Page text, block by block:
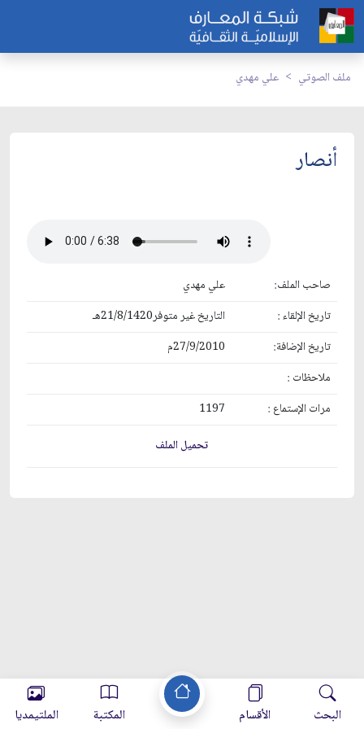
ملف الصوتي علي مهدي
أنصار
صاحب الملف:
علي مهدي
تاريخ الإلقاء :
التاريخ غير متوفر21/8/1420هـ
تاريخ الإضافة:
27/9/2010م
ملاحظات :
مرات الإستماع :
1197
تحميل الملف
البحث الأقسام المكتبة الملتيمديا